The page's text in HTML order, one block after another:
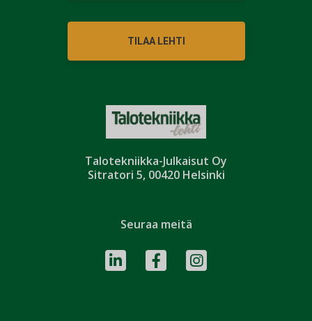
Talotekniikka-Julkaisut Oy
Sitratori 5, 00420 Helsinki
TILAA LEHTI
Seuraa meitä